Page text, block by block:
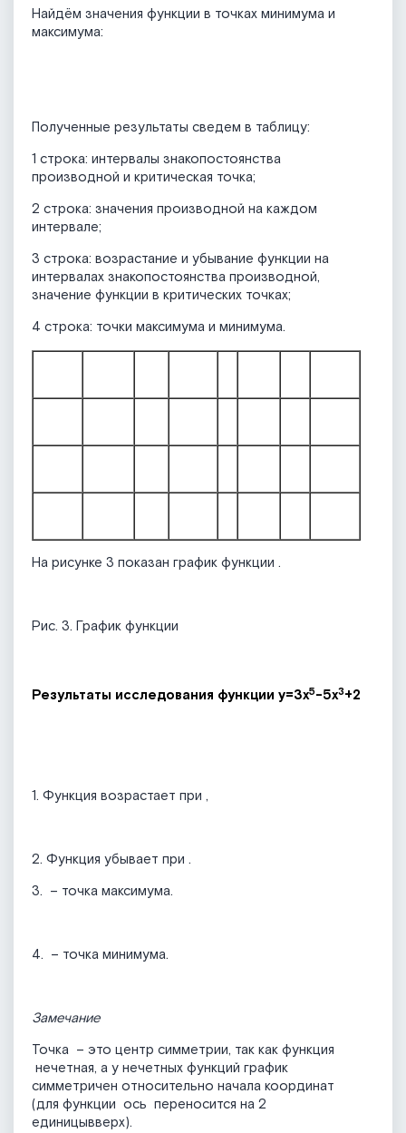
Найдём значения функции в точках минимума и
максимума:
Полученные результаты сведем в таблицу:
1 строка: интервалы знакопостоянства
производной и критическая точка;
2 строка: значения производной на каждом
интервале;
3 строка: возрастание и убывание функции на
интервалах знакопостоянства производной,
значение функции в критических точках;
4 строка: точки максимума и минимума.
На рисунке 3 показан график функции .
Рис. 3. График функции
Результаты исследования функции y=3x5-5x3+2
1. Функция возрастает при ,
2. Функция убывает при .
3. – точка максимума.
4. – точка минимума.
Замечание
Точка – это центр симметрии, так как функция
нечетная, а у нечетных функций график
симметричен относительно начала координат
(для функции ось переносится на 2
единицывверх).